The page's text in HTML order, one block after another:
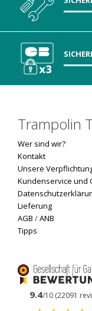
Trampolin
Wer sind wir?
Kontakt
Unsere
Kundenservice und
Lieferung
AGB /ANB
Tipps
9.4/10 (22091